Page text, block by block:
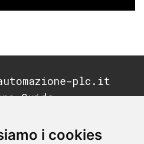
i cookies
plc.it
Guida
2791053